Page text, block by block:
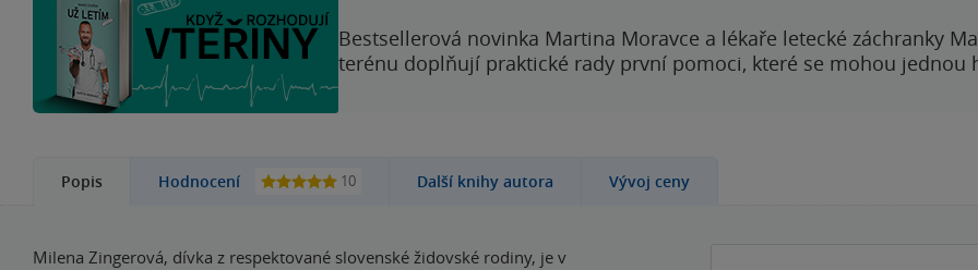
Bestsellerová novinka Martina Moravce a lékaře letecké záchranky
terénu doplňují praktické rady první pomoci, které se mohou jednou
Popis Hodnocení 10 Další knihy autora Vývoj ceny
Milena Zingerová, dívka z respektované slovenské židovské rodiny, je v